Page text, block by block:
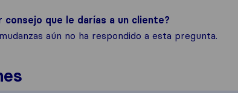
consejo que le darías a un cliente?
aún no ha respondido a esta pregunta.